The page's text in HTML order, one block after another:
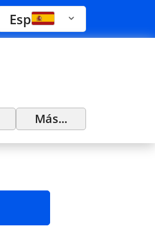
Esp
Más...